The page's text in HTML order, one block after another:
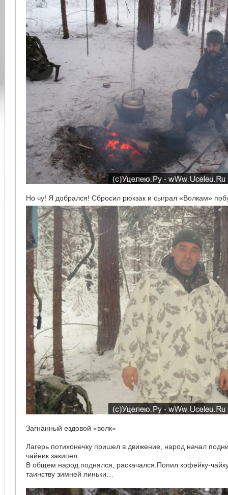
Но чу! Я добрался! Сбросил рюкзак и сыграл «Волкам»
Загнанный ездовой «волк»
Лагерь потихонечку пришел в движение, народ начал
чайник закипел…
В общем народ поднялся, раскачался.Попил кофейку-
таинству зимней линьки…